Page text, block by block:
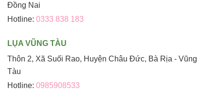
Đồng Nai
Hotline: 0333 838 183
LỤA VŨNG TÀU
Thôn 2, Xã Suối Rao, Huyện Châu Đức, Bà Rịa - Vũng
Tàu
Hotline: 0985908533